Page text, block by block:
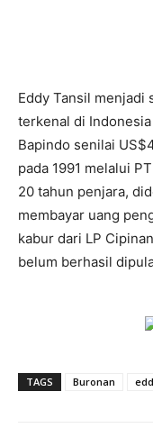
Eddy Tansil menjadi
terkenal di
Bapindo senilai
pada 1991 melalui
20 tahun penjara,
membayar uang
kabur dari LP
belum berhasil
TAGS Buronan